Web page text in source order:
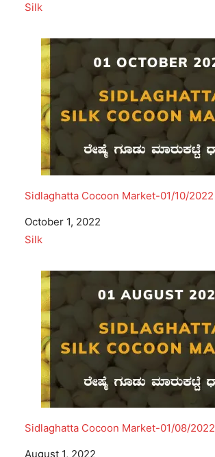
In relation to
Silk
Sidlaghatta Cocoon Market-01/10/2022
Date
October 1, 2022
In relation to
Silk
Sidlaghatta Cocoon Market-01/08/2022
Date
August 1, 2022